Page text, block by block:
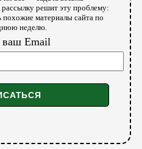
рассылку решит эту проблему:
материалы сайта по
неделю.
ваш Email